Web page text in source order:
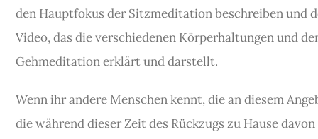
den Hauptfokus der Sitzmeditation beschreiben und
Video, das die verschiedenen Körperhaltungen und
Gehmeditation erklärt und darstellt.
Wenn ihr andere Menschen kennt, die an diesem
die während dieser Zeit des Rückzugs zu Hause